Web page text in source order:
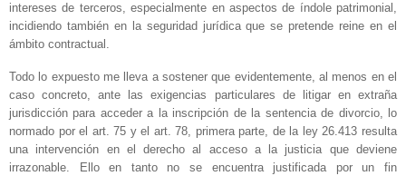
intereses de terceros, especialmente en aspectos de índole patrimonial,
incidiendo también en la seguridad jurídica que se pretende reine en el
ámbito contractual.
Todo lo expuesto me lleva a sostener que evidentemente, al menos en el
caso concreto, ante las exigencias particulares de litigar en extraña
jurisdicción para acceder a la inscripción de la sentencia de divorcio, lo
normado por el art. 75 y el art. 78, primera parte, de la ley 26.413 resulta
una intervención en el derecho al acceso a la justicia que deviene
irrazonable. Ello en tanto no se encuentra justificada por un fin